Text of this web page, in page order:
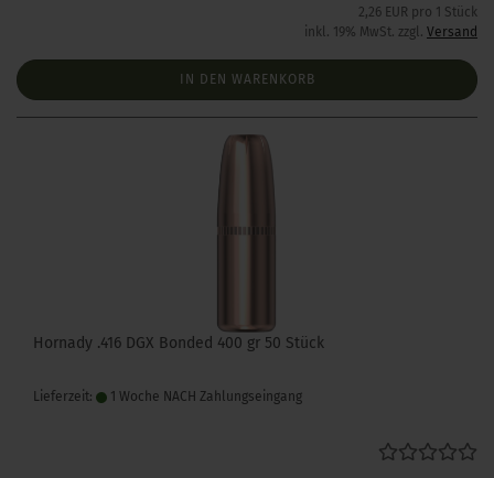
2,26 EUR pro 1 Stück
inkl. 19% MwSt. zzgl. Versand
IN DEN WARENKORB
Hornady .416 DGX Bonded 400 gr 50 Stück
Lieferzeit: 1 Woche NACH Zahlungseingang